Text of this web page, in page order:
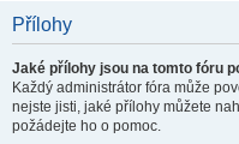
Přílohy
Jaké přílohy jsou na tomto fóru
Každý administrátor fóra může
nejste jisti, jaké přílohy můžete
požádejte ho o pomoc.